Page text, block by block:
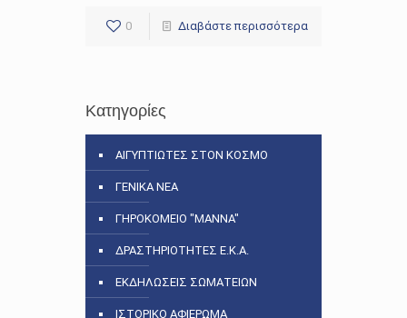
0 Διαβάστε περισσότερα
Κατηγορίες
ΑΙΓΥΠΤΙΩΤΕΣ ΣΤΟΝ ΚΟΣΜΟ
ΓΕΝΙΚΑ ΝΕΑ
ΓΗΡΟΚΟΜΕΙΟ "ΜΑΝΝΑ"
ΔΡΑΣΤΗΡΙΟΤΗΤΕΣ Ε.Κ.Α.
ΕΚΔΗΛΩΣΕΙΣ ΣΩΜΑΤΕΙΩΝ
ΙΣΤΟΡΙΚΟ ΑΦΙΕΡΩΜΑ